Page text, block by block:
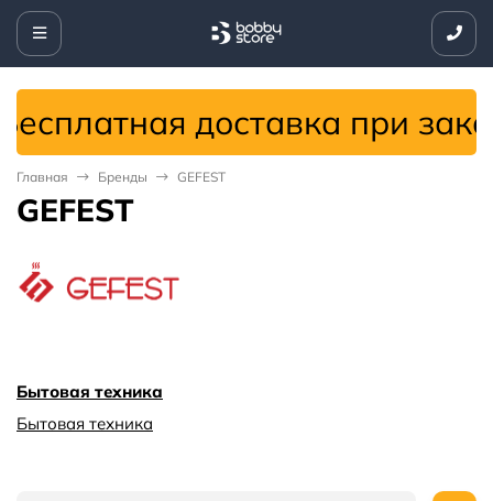
доставка при
Главная Бренды GEFEST
GEFEST
Бытовая техника
Бытовая техника